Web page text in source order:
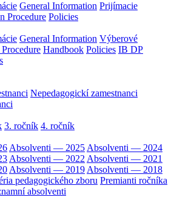
General Information Prijímacie
Procedure Policies
General Information Výberové
Handbook Policies IB DP
Nepedagogickí zamestnanci
3. ročník 4. ročník
Absolventi — 2025 Absolventi — 2024
Absolventi — 2022 Absolventi — 2021
Absolventi — 2019 Absolventi — 2018
pedagogického zboru Premianti ročníka
absolventi